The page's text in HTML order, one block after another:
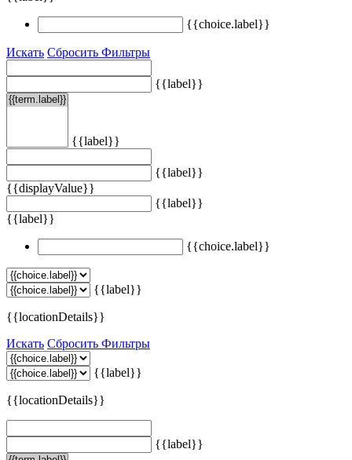
{{choice.label}}
Искать Сбросить Фильтры
{{label}}
{{label}}
{{label}}
{{displayValue}}
{{label}}
{{label}}
{{choice.label}}
{{label}}
{{locationDetails}}
Искать Сбросить Фильтры
{{label}}
{{locationDetails}}
{{label}}